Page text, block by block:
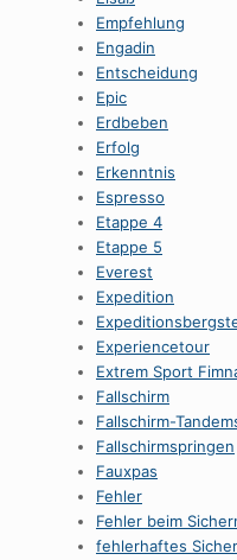
Empfehlung
Engadin
Entscheidung
Epic
Erdbeben
Erfolg
Erkenntnis
Espresso
Etappe 4
Etappe 5
Everest
Expedition
Experiencetour
Extrem Sport
Fallschirm
Fallschirm-
Fallschirmspringen
Fauxpas
Fehler
Fehler beim
fehlerhaftes